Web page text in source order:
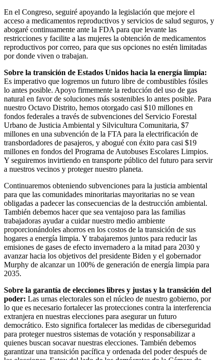
En el Congreso, seguiré apoyando la legislación que mejore el
acceso a medicamentos reproductivos y servicios de salud seguros, y
abogaré continuamente ante la FDA para que levante las
restricciones y facilite a las mujeres la obtención de medicamentos
reproductivos por correo, para que sus opciones no estén limitadas
por donde viven o trabajan.
Sobre la transición de Estados Unidos hacia la energía limpia:
Es imperativo que logremos un futuro libre de combustibles fósiles
lo antes posible. Apoyo firmemente la reducción del uso de gas
natural en favor de soluciones más sostenibles lo antes posible. Para
nuestro Octavo Distrito, hemos otorgado casi $10 millones en
fondos federales a través de subvenciones del Servicio Forestal
Urbano de Justicia Ambiental y Silvicultura Comunitaria, $7
millones en una subvención de la FTA para la electrificación de
transbordadores de pasajeros, y abogué con éxito para casi $19
millones en fondos del Programa de Autobuses Escolares Limpios.
Y seguiremos invirtiendo en transporte público del futuro para servir
a nuestros vecinos y proteger nuestro planeta.
Continuaremos obteniendo subvenciones para la justicia ambiental
para que las comunidades minoritarias mayoritarias no se vean
obligadas a padecer las consecuencias de la destrucción ambiental.
También debemos hacer que sea ventajoso para las familias
trabajadoras ayudar a cuidar nuestro medio ambiente
proporcionándoles ahorros en los costos de la transición de sus
hogares a energía limpia. Y trabajaremos juntos para reducir las
emisiones de gases de efecto invernadero a la mitad para 2030 y
avanzar hacia los objetivos del presidente Biden y el gobernador
Murphy de alcanzar un 100% de generación de energía limpia para
2035.
Sobre la garantía de elecciones libres y justas y la transición del
poder: Las urnas electorales son el núcleo de nuestro gobierno, por
lo que es necesario fortalecer las protecciones contra la interferencia
extranjera en nuestras elecciones para asegurar un futuro
democrático. Esto significa fortalecer las medidas de ciberseguridad
para proteger nuestros sistemas de votación y responsabilizar a
quienes buscan socavar nuestras elecciones. También debemos
garantizar una transición pacífica y ordenada del poder después de